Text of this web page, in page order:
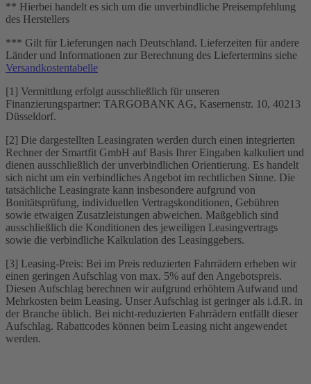
** Hierbei handelt es sich um die unverbindliche Preisempfehlung
des Herstellers
*** Gilt für Lieferungen nach Deutschland. Lieferzeiten für andere
Länder und Informationen zur Berechnung des Liefertermins siehe
Versandkostentabelle
[1] Vermittlung erfolgt ausschließlich für unseren
Finanzierungspartner: TARGOBANK AG, Kasernenstr. 10, 40213
Düsseldorf.
[2] Die dargestellten Leasingraten werden durch einen integrierten
Rechner der Smartfit GmbH auf Basis Ihrer Eingaben kalkuliert und
dienen ausschließlich der unverbindlichen Orientierung. Es handelt
sich nicht um ein verbindliches Angebot im rechtlichen Sinne. Die
tatsächliche Leasingrate kann insbesondere aufgrund von
Bonitätsprüfung, individuellen Vertragskonditionen, Gebühren
sowie etwaigen Zusatzleistungen abweichen. Maßgeblich sind
ausschließlich die Konditionen des jeweiligen Leasingvertrags
sowie die verbindliche Kalkulation des Leasinggebers.
[3] Leasing-Preis: Bei im Preis reduzierten Fahrrädern erheben wir
einen geringen Aufschlag von max. 5% auf den Angebotspreis.
Diesen Aufschlag berechnen wir aufgrund erhöhtem Aufwand und
Mehrkosten beim Leasing. Unser Aufschlag ist geringer als i.d.R. in
der Branche üblich. Bei nicht-reduzierten Fahrrädern entfällt dieser
Aufschlag. Rabattcodes können beim Leasing nicht angewendet
werden.